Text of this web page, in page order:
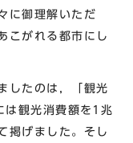
に御理解いただ
こがれる都市にし
したのは，「観光
観光消費額を1兆
掲げました。そし